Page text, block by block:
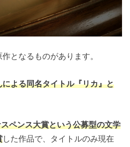
となるものがあります。
よる同名タイトル『リカ』と
ペンス大賞という公募型の文学
した作品で、タイトルのみ現在